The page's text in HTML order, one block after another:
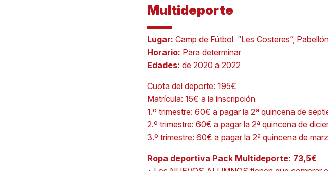
Multideporte
Lugar: Camp de Fútbol “Les Costeres”,
Horario: Para determinar
Edades: de 2020 a 2022
Cuota del deporte: 195€
Matrícula: 15€ a la inscripción
1.º trimestre: 60€ a pagar la 2ª quincena de
2.º trimestre: 60€ a pagar la 2ª quincena de
3.º trimestre: 60€ a pagar la 2ª quincena de
Ropa deportiva Pack Multideporte: 73,5€